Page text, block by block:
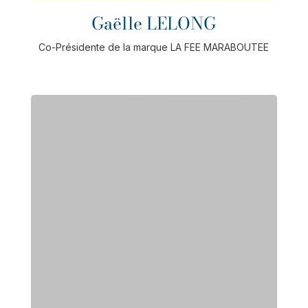
Gaëlle LELONG
Co-Présidente de la marque LA FEE MARABOUTEE